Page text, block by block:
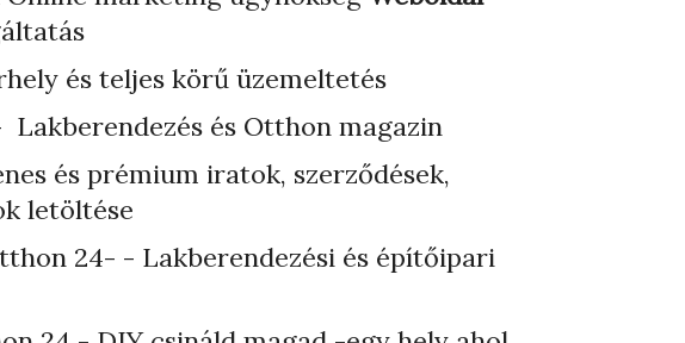
és teljes körű üzemeltetés
és Otthon magazin
és prémium iratok, szerződések,
letöltése
24- - Lakberendezési és építőipari